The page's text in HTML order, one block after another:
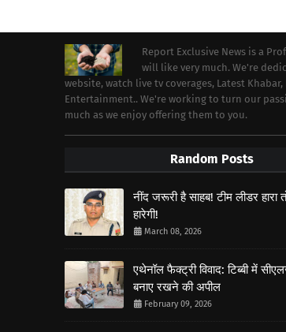
Report Exclusive News is a
will like very much. We're
website, watch live tv coverages, Latest
Entertainment.. We're working to turn our
much as we enjoy offering them to you.
Random Posts
नींद जरूरी है साहब! टीम लीडर हारा
हारेगी!
March 08, 2026
एथेनॉल फैक्ट्री विवाद: टिब्बी में
बनाए रखने की अपील
February 09, 2026